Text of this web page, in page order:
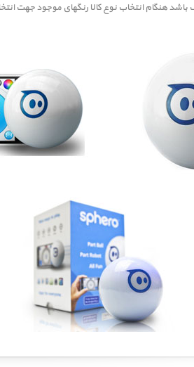
هنگام انتخاب نوع کالا رنگهای موجود جهت